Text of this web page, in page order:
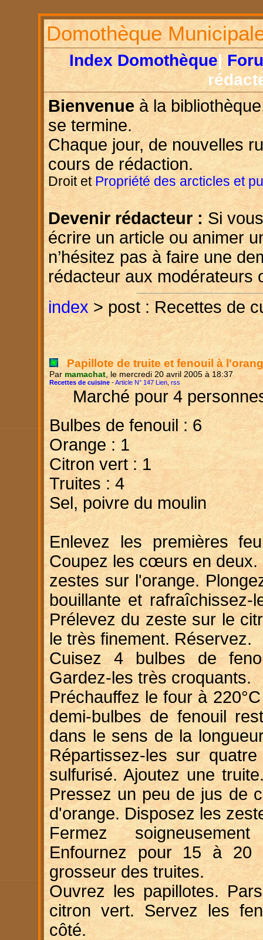
Domothèque
Index Domothèque|
Bienvenue à la
se termine.
Chaque jour, de nouvelles
cours de rédaction.
Droit et Propriété des arcticles et
Devenir rédacteur : Si
écrire un article ou animer
n’hésitez pas à faire une
rédacteur aux modérateurs
index > post : Recettes de
Papillote de truite et fenouil à
Par mamachat , le mercredi 20 avril 2005 à 18:37
Recettes de cuisine -Article N° 147 Lien rss
Marché pour 4
Bulbes de fenouil : 6
Orange : 1
Citron vert : 1
Truites : 4
Sel, poivre du moulin
Enlevez les premières
Coupez les cœurs en deux.
zestes sur l'orange.
bouillante et rafraîchissez-
Prélevez du zeste sur le
le très finement. Réservez.
Cuisez 4 bulbes de
Gardez-les très croquants.
Préchauffez le four à
demi-bulbes de fenouil
dans le sens de la
Répartissez-les sur
sulfurisé. Ajoutez une
Pressez un peu de jus de
d'orange. Disposez les
Fermez
Enfournez pour 15 à 20
grosseur des truites.
Ouvrez les papillotes.
citron vert. Servez les
côté.